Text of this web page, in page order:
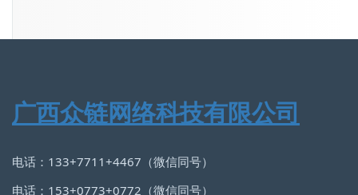
广西众链网络科技有限公司
电话：133+7711+4467（微信同号）
电话：153+0773+0772（微信同号）